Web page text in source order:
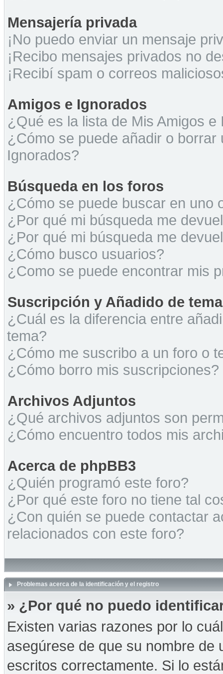
Mensajería privada
¡No puedo enviar un mensaje
¡Recibo mensajes privados no
¡Recibí spam o correos
Amigos e Ignorados
¿Qué es la lista de Mis Amigos e
¿Cómo se puede añadir o
Ignorados?
Búsqueda en los foros
¿Cómo se puede buscar en uno
¿Por qué mi búsqueda me
¿Por qué mi búsqueda me
¿Cómo busco usuarios?
¿Como se puede encontrar mis
Suscripción y Añadido de
¿Cuál es la diferencia entre
tema?
¿Cómo me suscribo a un foro o
¿Cómo borro mis suscripciones?
Archivos Adjuntos
¿Qué archivos adjuntos son
¿Cómo encuentro todos mis
Acerca de phpBB3
¿Quién programó este foro?
¿Por qué este foro no tiene tal
¿Con quién se puede contactar
relacionados con este foro?
Problemas acerca de la identificación y el registro
» ¿Por qué no puedo
Existen varias razones por lo
asegúrese de que su nombre
escritos correctamente. Si lo